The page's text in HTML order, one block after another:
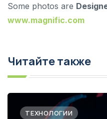
Some photos are
www.magnific.com
Читайте также
ТЕХНОЛОГИИ